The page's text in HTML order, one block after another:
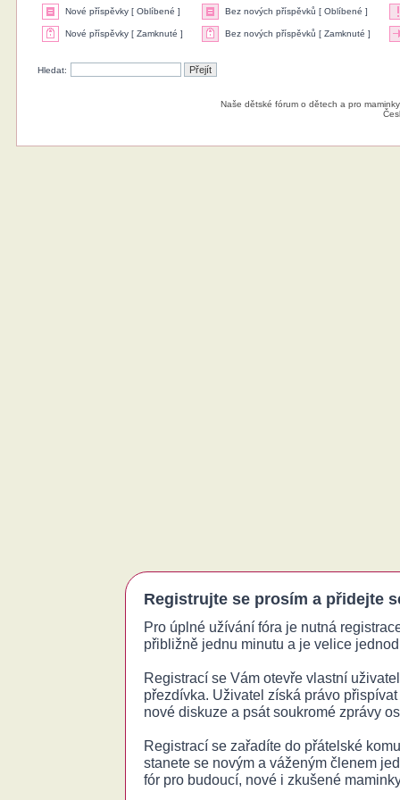
Registrujte se prosím a přidejte
Pro úplné užívání fóra je nutná
přibližně jednu minutu a je velice
Registrací se Vám otevře vlastní
přezdívka. Uživatel získá právo
nové diskuze a psát soukromé zprávy
Registrací se zařadíte do přátelské
stanete se novým a váženým členem
fór pro budoucí, nové i zkušené
Nové příspěvky [ Oblíbené ] Bez nových příspěvků [ Oblíbené ]
Nové příspěvky [ Zamknuté ] Bez nových příspěvků [ Zamknuté ]
Hledat:
Naše dětské fórum o dětech a pro